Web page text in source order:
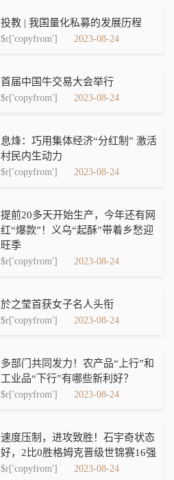
投教 | 我国量化私募的发展历程
$r['copyfrom'] 2023-08-24
首届中国牛交易大会举行
$r['copyfrom'] 2023-08-24
息烽：巧用集体经济“分红制” 激活
村民内生动力
$r['copyfrom'] 2023-08-24
提前20多天开始生产，今年还有网
红“爆款”！义乌“起酥”带着乡愁迎
旺季
$r['copyfrom'] 2023-08-24
於之莹首获女子名人头衔
$r['copyfrom'] 2023-08-24
多部门共同发力！农产品“上行”和
工业品“下行”有哪些新利好？
$r['copyfrom'] 2023-08-24
速度压制，进攻致胜！石宇奇状态
好，2比0胜格姆克晋级世锦赛16强
$r['copyfrom'] 2023-08-24